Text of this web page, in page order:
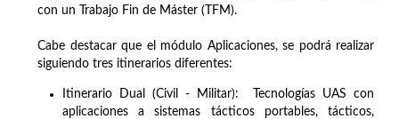
con un Trabajo Fin de Máster (TFM).
Cabe destacar que el módulo Aplicaciones, se podrá realizar
siguiendo tres itinerarios diferentes:
Itinerario Dual (Civil - Militar): Tecnologías UAS con
aplicaciones a sistemas tácticos portables, tácticos,